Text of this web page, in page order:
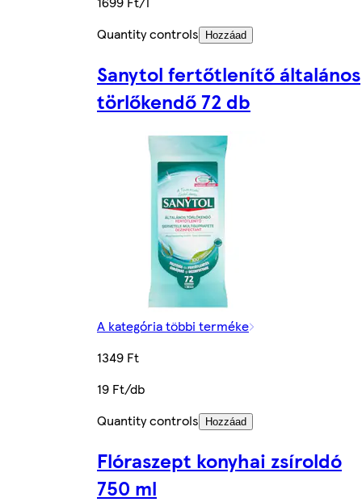
Quantity controls
Hozzáad
Sanytol fertőtlenítő általános
törlőkendő 72 db
A kategória többi terméke
1349 Ft
19 Ft/db
Quantity controls
Hozzáad
Flóraszept konyhai zsíroldó
750 ml